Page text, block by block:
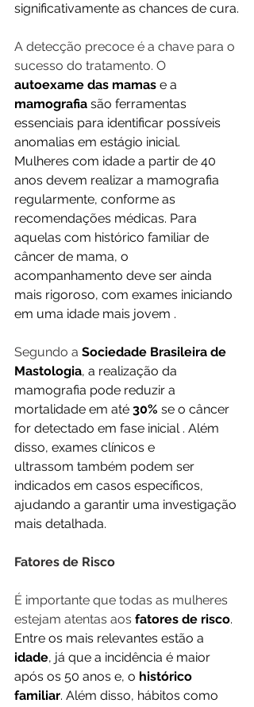
significativamente as chances de cura.
A detecção precoce é a chave para o
sucesso do tratamento. O
autoexame das mamas e a
mamografia são ferramentas
essenciais para identificar possíveis
anomalias em estágio inicial.
Mulheres com idade a partir de 40
anos devem realizar a mamografia
regularmente, conforme as
recomendações médicas. Para
aquelas com histórico familiar de
câncer de mama, o
acompanhamento deve ser ainda
mais rigoroso, com exames iniciando
em uma idade mais jovem .
Segundo a Sociedade Brasileira de
Mastologia, a realização da
mamografia pode reduzir a
mortalidade em até 30% se o câncer
for detectado em fase inicial . Além
disso, exames clínicos e
ultrassom também podem ser
indicados em casos específicos,
ajudando a garantir uma investigação
mais detalhada.
Fatores de Risco
É importante que todas as mulheres
estejam atentas aos fatores de risco.
Entre os mais relevantes estão a
idade, já que a incidência é maior
após os 50 anos e, o histórico
familiar. Além disso, hábitos como